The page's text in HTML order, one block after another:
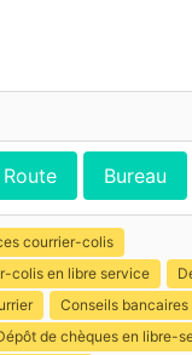
Route Bureau
courrier-colis
colis en libre service
Conseils bancaires
de chèques en libre-